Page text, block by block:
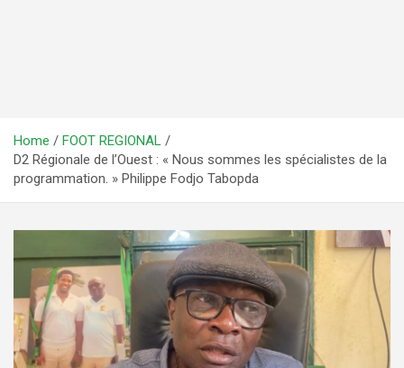
Home
FOOT REGIONAL
D2 Régionale de l’Ouest : « Nous sommes les spécialistes de la
programmation. » Philippe Fodjo Tabopda